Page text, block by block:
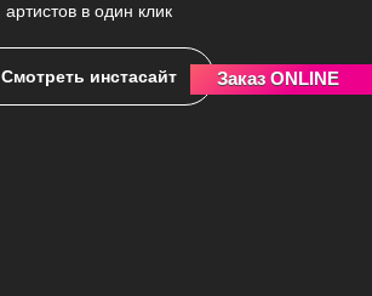
Заказ ONLINE
артистов в один клик
Смотреть инстасайт